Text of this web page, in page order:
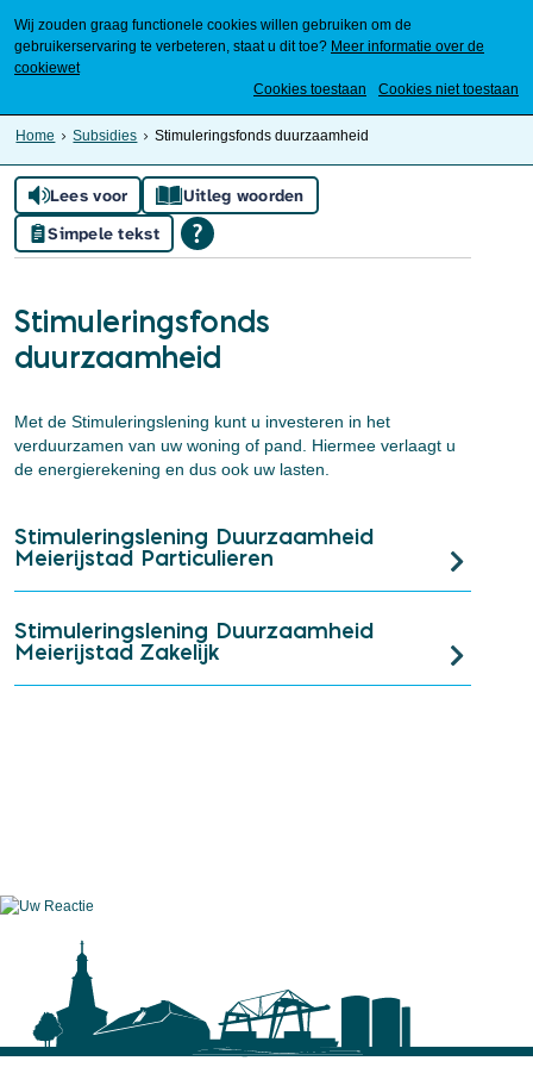
Wij zouden graag functionele cookies willen gebruiken om de
gebruikerservaring te verbeteren, staat u dit toe? Meer informatie over de
cookiewet
Cookies toestaan
Cookies niet toestaan
Home Subsidies Stimuleringsfonds duurzaamheid
Lees voor
Uitleg woorden
Simpele tekst
Stimuleringsfonds
duurzaamheid
Met de Stimuleringslening kunt u investeren in het
verduurzamen van uw woning of pand. Hiermee verlaagt u
de energierekening en dus ook uw lasten.
Stimuleringslening Duurzaamheid
Meierijstad Particulieren
Stimuleringslening Duurzaamheid
Meierijstad Zakelijk